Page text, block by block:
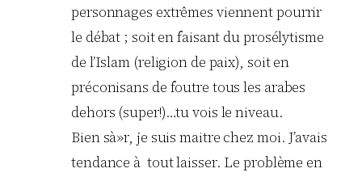
personnages extrêmes viennent pourrir
le débat ; soit en faisant du prosélytisme
de l’Islam (religion de paix), soit en
préconisans de foutre tous les arabes
dehors (super!)…tu vois le niveau.
Bien sà»r, je suis maitre chez moi. J’avais
tendance à tout laisser. Le problème en